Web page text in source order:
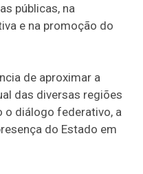
públicas, na
e na promoção do
de aproximar a
das diversas regiões
o diálogo federativo, a
do Estado em